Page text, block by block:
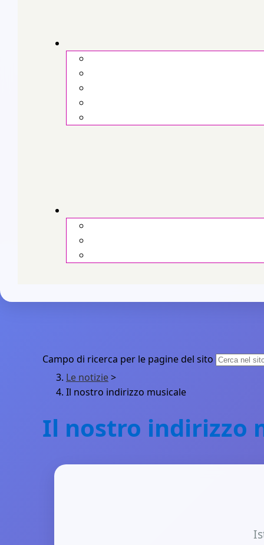
Campo di ricerca per le pagine del sito
Le notizie>
Il nostro indirizzo musicale
Il nostro indirizzo